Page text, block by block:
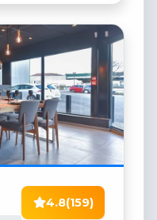
4.8(159)